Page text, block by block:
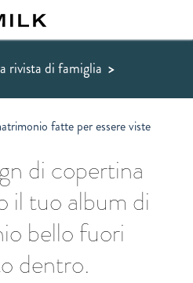
rivista di famiglia >
fatte per essere viste
di copertina
il tuo album di
bello fuori
dentro.